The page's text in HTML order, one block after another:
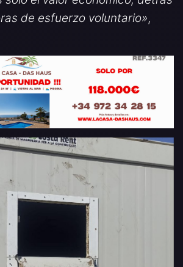
de esfuerzo voluntario»,